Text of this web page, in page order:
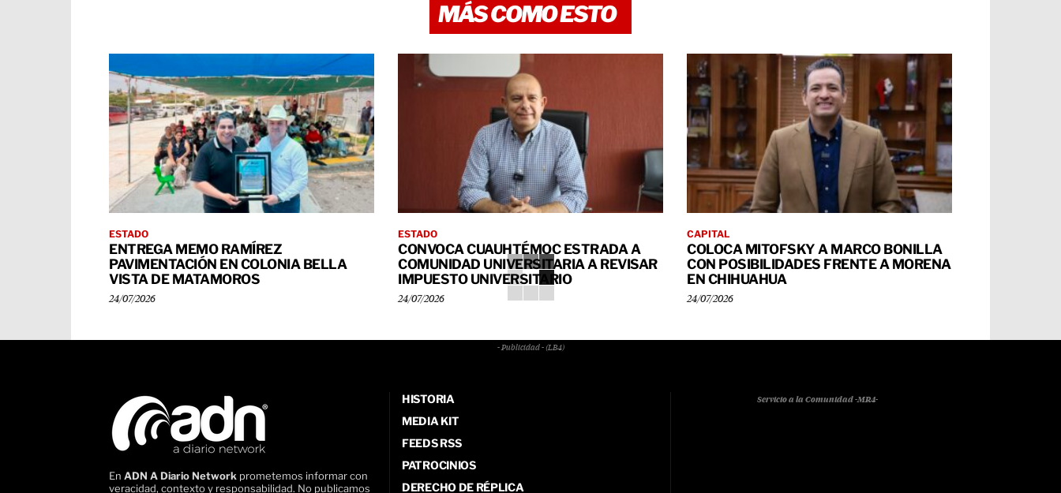
MÁS COMO ESTO
ESTADO
ENTREGA MEMO RAMÍREZ
PAVIMENTACIÓN EN COLONIA BELLA
VISTA DE MATAMOROS
24/07/2026
ESTADO
CONVOCA CUAUHTÉMOC ESTRADA A
COMUNIDAD UNIVERSITARIA A REVISAR
IMPUESTO UNIVERSITARIO
24/07/2026
CAPITAL
COLOCA MITOFSKY A MARCO BONILLA
CON POSIBILIDADES FRENTE A MORENA
EN CHIHUAHUA
24/07/2026
- Publicidad - (LB4)
En ADN A Diario Network prometemos informar con
veracidad, contexto y responsabilidad. No publicamos
HISTORIA
MEDIA KIT
FEEDS RSS
PATROCINIOS
DERECHO DE RÉPLICA
Servicio a la Comunidad -MR4-